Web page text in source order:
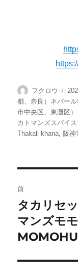
投
稿
者
フクロウ
投
稿
日:
都、奈良）ネパール
市中央区、東灘区）
カトマンズスパイス
Thakali khana, 阪神
稿
ナ
ビ
ゲ
前
前
の
投
タカリセ
マンズモ